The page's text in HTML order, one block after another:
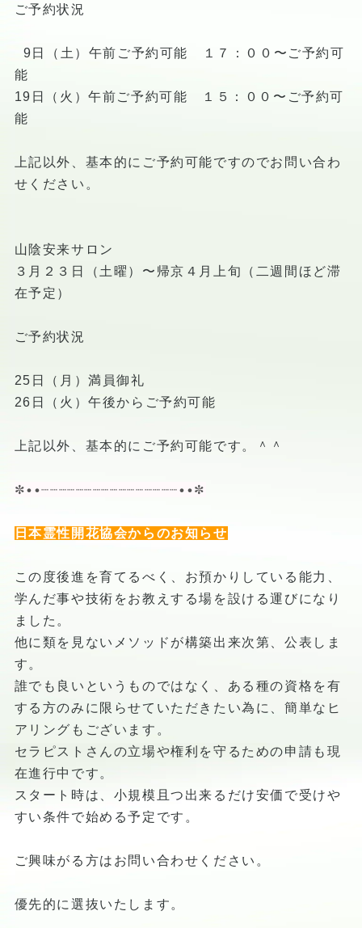
ご予約状況
9日（土）午前ご予約可能 １７：００〜ご予約可
能
19日（火）午前ご予約可能 １５：００〜ご予約可
能
上記以外、基本的にご予約可能ですのでお問い合わ
せください。
山陰安来サロン
３月２３日（土曜）〜帰京４月上旬（二週間ほど滞
在予定）
ご予約状況
25日（月）満員御礼
26日（火）午後からご予約可能
上記以外、基本的にご予約可能です。＾＾
✼••┈┈┈┈┈┈┈┈┈┈┈┈┈┈┈┈••✼
日本霊性開花協会からのお知らせ
この度後進を育てるべく、お預かりしている能力、
学んだ事や技術をお教えする場を設ける運びになり
ました。
他に類を見ないメソッドが構築出来次第、公表しま
す。
誰でも良いというものではなく、ある種の資格を有
する方のみに限らせていただきたい為に、簡単なヒ
アリングもございます。
セラピストさんの立場や権利を守るための申請も現
在進行中です。
スタート時は、小規模且つ出来るだけ安価で受けや
すい条件で始める予定です。
ご興味がる方はお問い合わせください。
優先的に選抜いたします。